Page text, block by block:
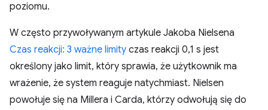
poziomu.
W często przywoływanym artykule Jakoba Nielsena
Czas reakcji: 3 ważne limity czas reakcji 0,1 s jest
określony jako limit, który sprawia, że użytkownik ma
wrażenie, że system reaguje natychmiast. Nielsen
powołuje się na Millera i Carda, którzy odwołują się do